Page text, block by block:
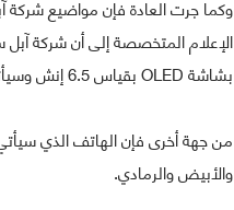
الإعلام المتخصصة إلى أن شركة آبل
بشاشة OLED بقياس 6.5 إنش وسيأتي بثلاث ألوان هي الأبيض والأسود والذهبي.
والأبيض والرمادي.